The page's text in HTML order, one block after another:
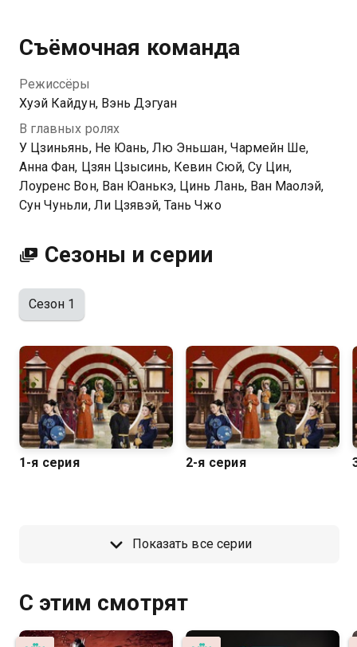
Съёмочная команда
Режиссёры
Хуэй Кайдун, Вэнь Дэгуан
В главных ролях
У Цзиньянь, Не Юань, Лю Эньшан, Чармейн Ше,
Анна Фан, Цзян Цзысинь, Кевин Сюй, Су Цин,
Лоуренс Вон, Ван Юанькэ, Цинь Лань, Ван Маолэй,
Сун Чуньли, Ли Цзявэй, Тань Чжо
Сезоны и серии
Сезон 1
1-я серия 2-я серия
Показать все серии
С этим смотрят